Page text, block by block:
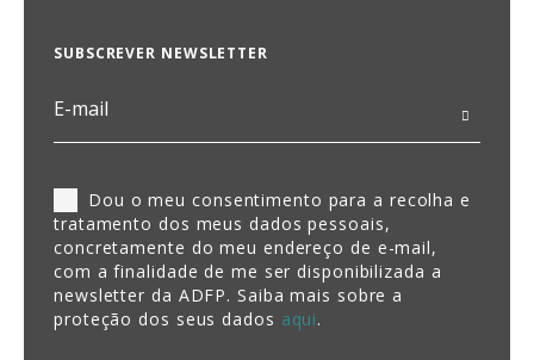
SUBSCREVER NEWSLETTER
Dou o meu consentimento para a recolha e
tratamento dos meus dados pessoais,
concretamente do meu endereço de e-mail,
com a finalidade de me ser disponibilizada a
newsletter da ADFP. Saiba mais sobre a
proteção dos seus dados aqui.